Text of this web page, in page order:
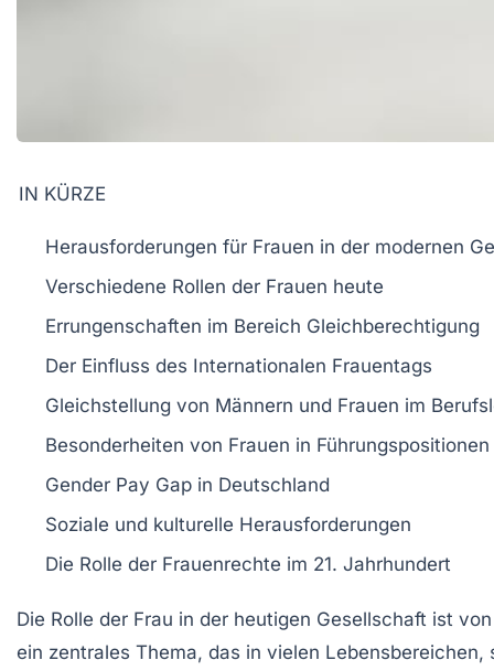
IN KÜRZE
Herausforderungen für Frauen in der modernen
Verschiedene Rollen der Frauen heute
Errungenschaften im Bereich Gleichberechtigung
Der Einfluss des Internationalen Frauentags
Gleichstellung von Männern und Frauen im
Besonderheiten von Frauen in Führungspositionen
Gender Pay Gap in Deutschland
Soziale und kulturelle Herausforderungen
Die Rolle der Frauenrechte im 21. Jahrhundert
Die Rolle der Frau in der heutigen Gesellschaft ist
ein zentrales Thema, das in vielen